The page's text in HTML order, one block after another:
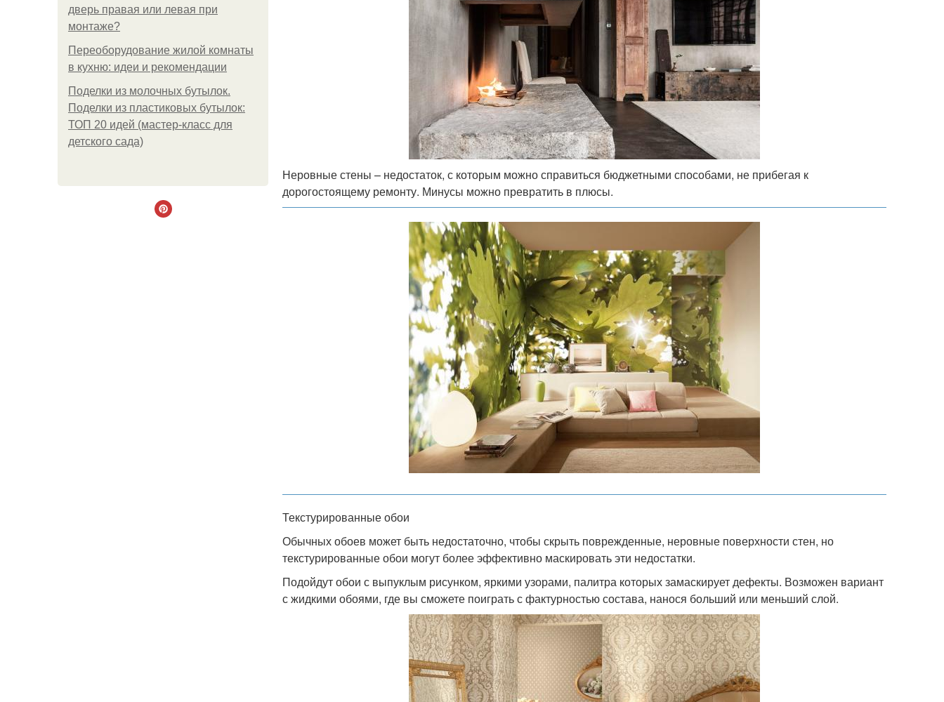
дверь правая или левая при
монтаже?
Переоборудование жилой комнаты
в кухню: идеи и рекомендации
Поделки из молочных бутылок.
Поделки из пластиковых бутылок:
ТОП 20 идей (мастер-класс для
детского сада)
Неровные стены – недостаток, с которым можно справиться бюджетными способами, не прибегая к
дорогостоящему ремонту. Минусы можно превратить в плюсы.
Текстурированные обои
Обычных обоев может быть недостаточно, чтобы скрыть поврежденные, неровные поверхности стен, но
текстурированные обои могут более эффективно маскировать эти недостатки.
Подойдут обои с выпуклым рисунком, яркими узорами, палитра которых замаскирует дефекты. Возможен вариант
с жидкими обоями, где вы сможете поиграть с фактурностью состава, нанося больший или меньший слой.